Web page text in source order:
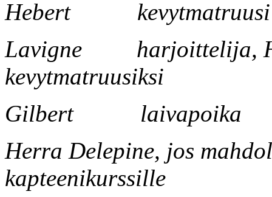
Hebert kevytmatruusi
Lavigne harjoittelija,
kevytmatruusiksi
Gilbert laivapoika
Herra Delepine, jos
kapteenikurssille